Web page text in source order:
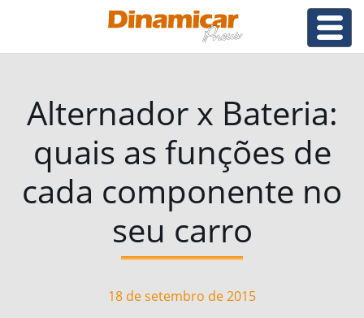
Alternador x Bateria:
quais as funções de
cada componente no
seu carro
18 de setembro de 2015